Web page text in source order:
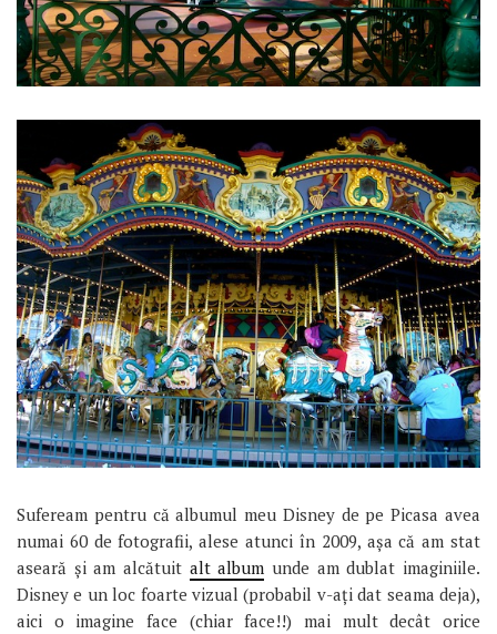
Sufeream pentru că albumul meu Disney de pe Picasa avea
numai 60 de fotografii, alese atunci în 2009, așa că am stat
aseară și am alcătuit alt album unde am dublat imaginiile.
Disney e un loc foarte vizual (probabil v-ați dat seama deja),
aici o imagine face (chiar face!!) mai mult decât orice